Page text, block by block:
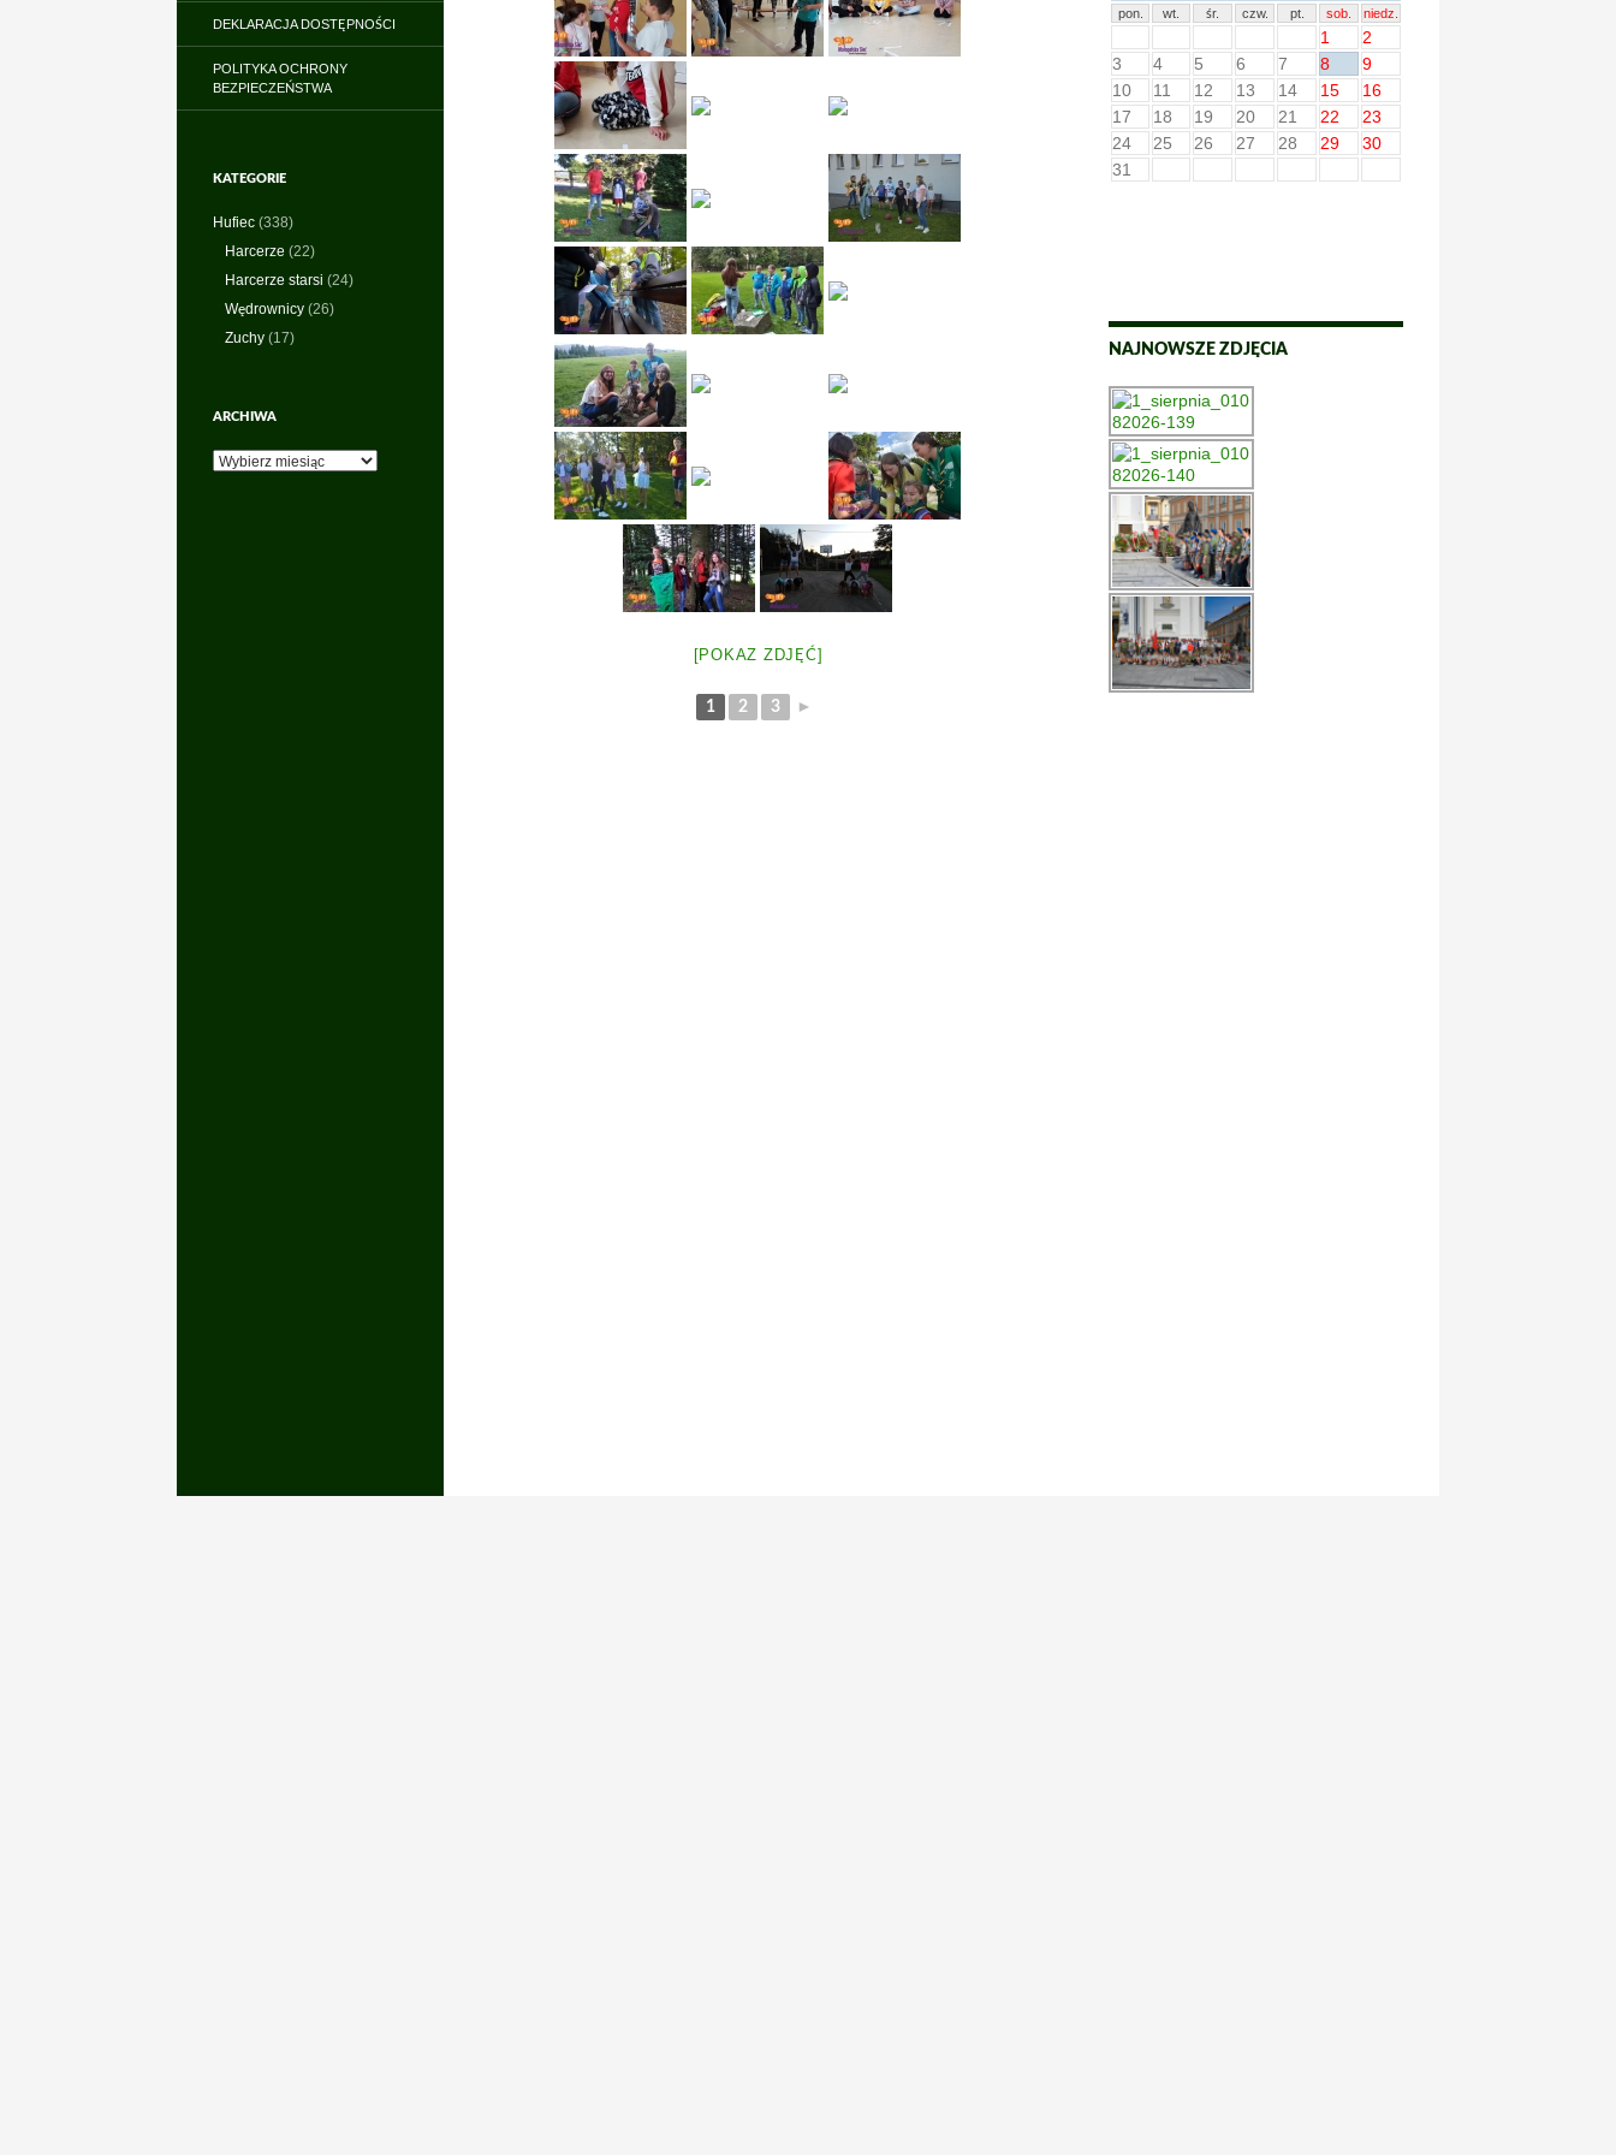
[POKAZ ZDJĘĆ]
1 2 3 ►
pon. wt. śr. czw. pt. sob. niedz.
1
2
3
4 5 6 7 8
9
10
11 12 13 14 15
16
17
18 19 20 21 22
23
24
25 26 27 28 29
30
31
NAJNOWSZE ZDJĘCIA
DEKLARACJA DOSTĘPNOŚCI
POLITYKA OCHRONY
BEZPIECZEŃSTWA
KATEGORIE
Hufiec (338)
Harcerze (22)
Harcerze starsi (24)
Wędrownicy (26)
Zuchy (17)
ARCHIWA
Archiwa